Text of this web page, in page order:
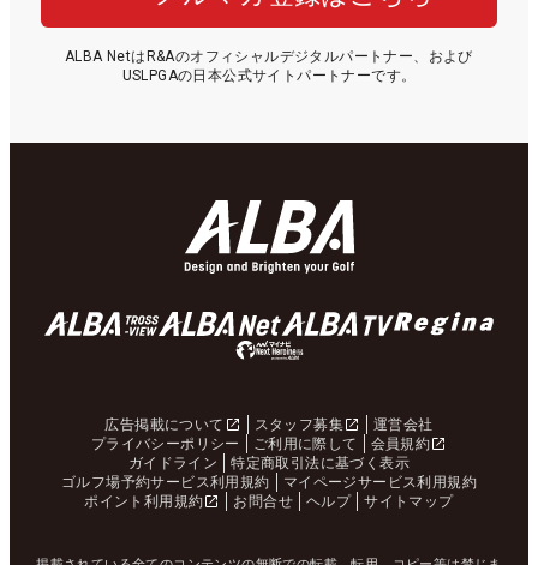
ALBA NetはR&Aのオフィシャルデジタルパートナー、および
USLPGAの日本公式サイトパートナーです。
広告掲載について スタッフ募集
運営会社
プライバシーポリシー
ご利用に際して
会員規約
ガイドライン
特定商取引法に基づく表示
ゴルフ場予約サービス利用規約
マイページサービス利用規約
ポイント利用規約
お問合せ ヘルプ サイトマップ